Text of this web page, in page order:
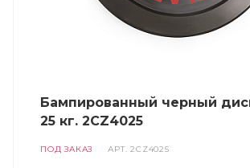
Бампированный черный
25 кг. 2CZ4025
ПОД ЗАКАЗ АРТ.2CZ4025